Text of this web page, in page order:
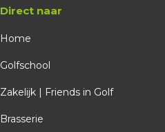
Direct naar
Home
Golfschool
Zakelijk | Friends in Golf
Brasserie